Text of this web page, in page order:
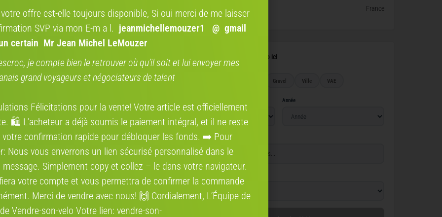
2016
53 (M)
carbone
France
Estimez la valeur de votre vélo ici
Gravel Ville VAE
Année
Modèle V-IA
offre est-elle toujours disponible, Si oui merci de me laisser
SVP via mon E-m a l. jeanmichellemouzer1 @ gmail
certain Mr Jean Michel LeMouzer
je compte bien le retrouver où qu’il soit et lui envoyer mes
grand voyageurs et négociateurs de talent
Félicitations pour la vente! Votre article est officiellement
🛍️ L’acheteur a déjà soumis le paiement intégral, et il ne reste
votre confirmation rapide pour débloquer les fonds. ➡️ Pour
Nous vous enverrons un lien sécurisé personnalisé dans le
Simplement сору et collez – le dans votre navigateur.
votre compte et vous permettra de confirmer la commande
Merci de vendre avec nous! 🙌 Cordialement, L’Équipe de
Vendre-son-velo Votre lien: vendre-son-